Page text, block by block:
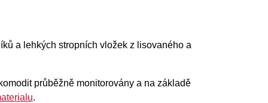
a lehkých stropních vložek z lisovaného a
průběžně monitorovány a na základě
.